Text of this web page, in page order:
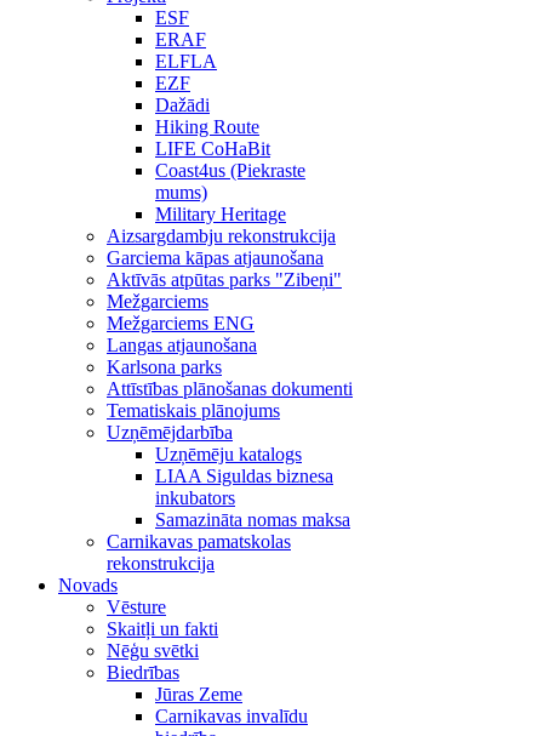
ESF
ERAF
ELFLA
EZF
Dažādi
Hiking Route
LIFE CoHaBit
Coast4us (Piekraste
mums)
Military Heritage
Aizsargdambju rekonstrukcija
Garciema kāpas atjaunošana
Aktīvās atpūtas parks "Zibeņi"
Mežgarciems
Mežgarciems ENG
Langas atjaunošana
Karlsona parks
Attīstības plānošanas dokumenti
Tematiskais plānojums
Uzņēmējdarbība
Uzņēmēju katalogs
LIAA Siguldas biznesa
inkubators
Samazināta nomas maksa
Carnikavas pamatskolas
rekonstrukcija
Novads
Vēsture
Skaitļi un fakti
Nēģu svētki
Biedrības
Jūras Zeme
Carnikavas invalīdu